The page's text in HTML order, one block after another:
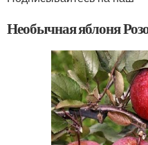
Необычная яблоня